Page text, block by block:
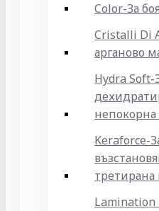
Color-За
Cristalli Di
арганово
Hydra Soft-
непокорна
Keraforce-
третирана
Lamination